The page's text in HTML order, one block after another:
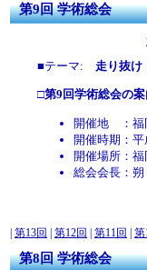
第9回 学術総会
■テーマ: 走り抜け
□第9回学術総会の
開催地 ：福
開催時期：平
開催場所：
総会会長：
第13回 第12回 第11回 第
第8回 学術総会